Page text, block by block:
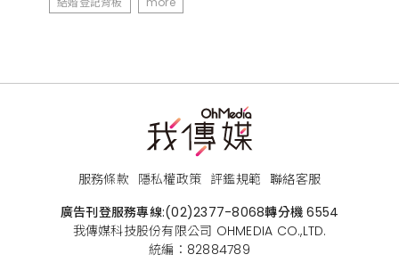
服務條款 隱私權政策 評鑑規範 聯絡客服
廣告刊登服務專線:(02)2377-8068轉分機 6554
我傳媒科技股份有限公司 OHMEDIA CO.,LTD.
統編：82884789